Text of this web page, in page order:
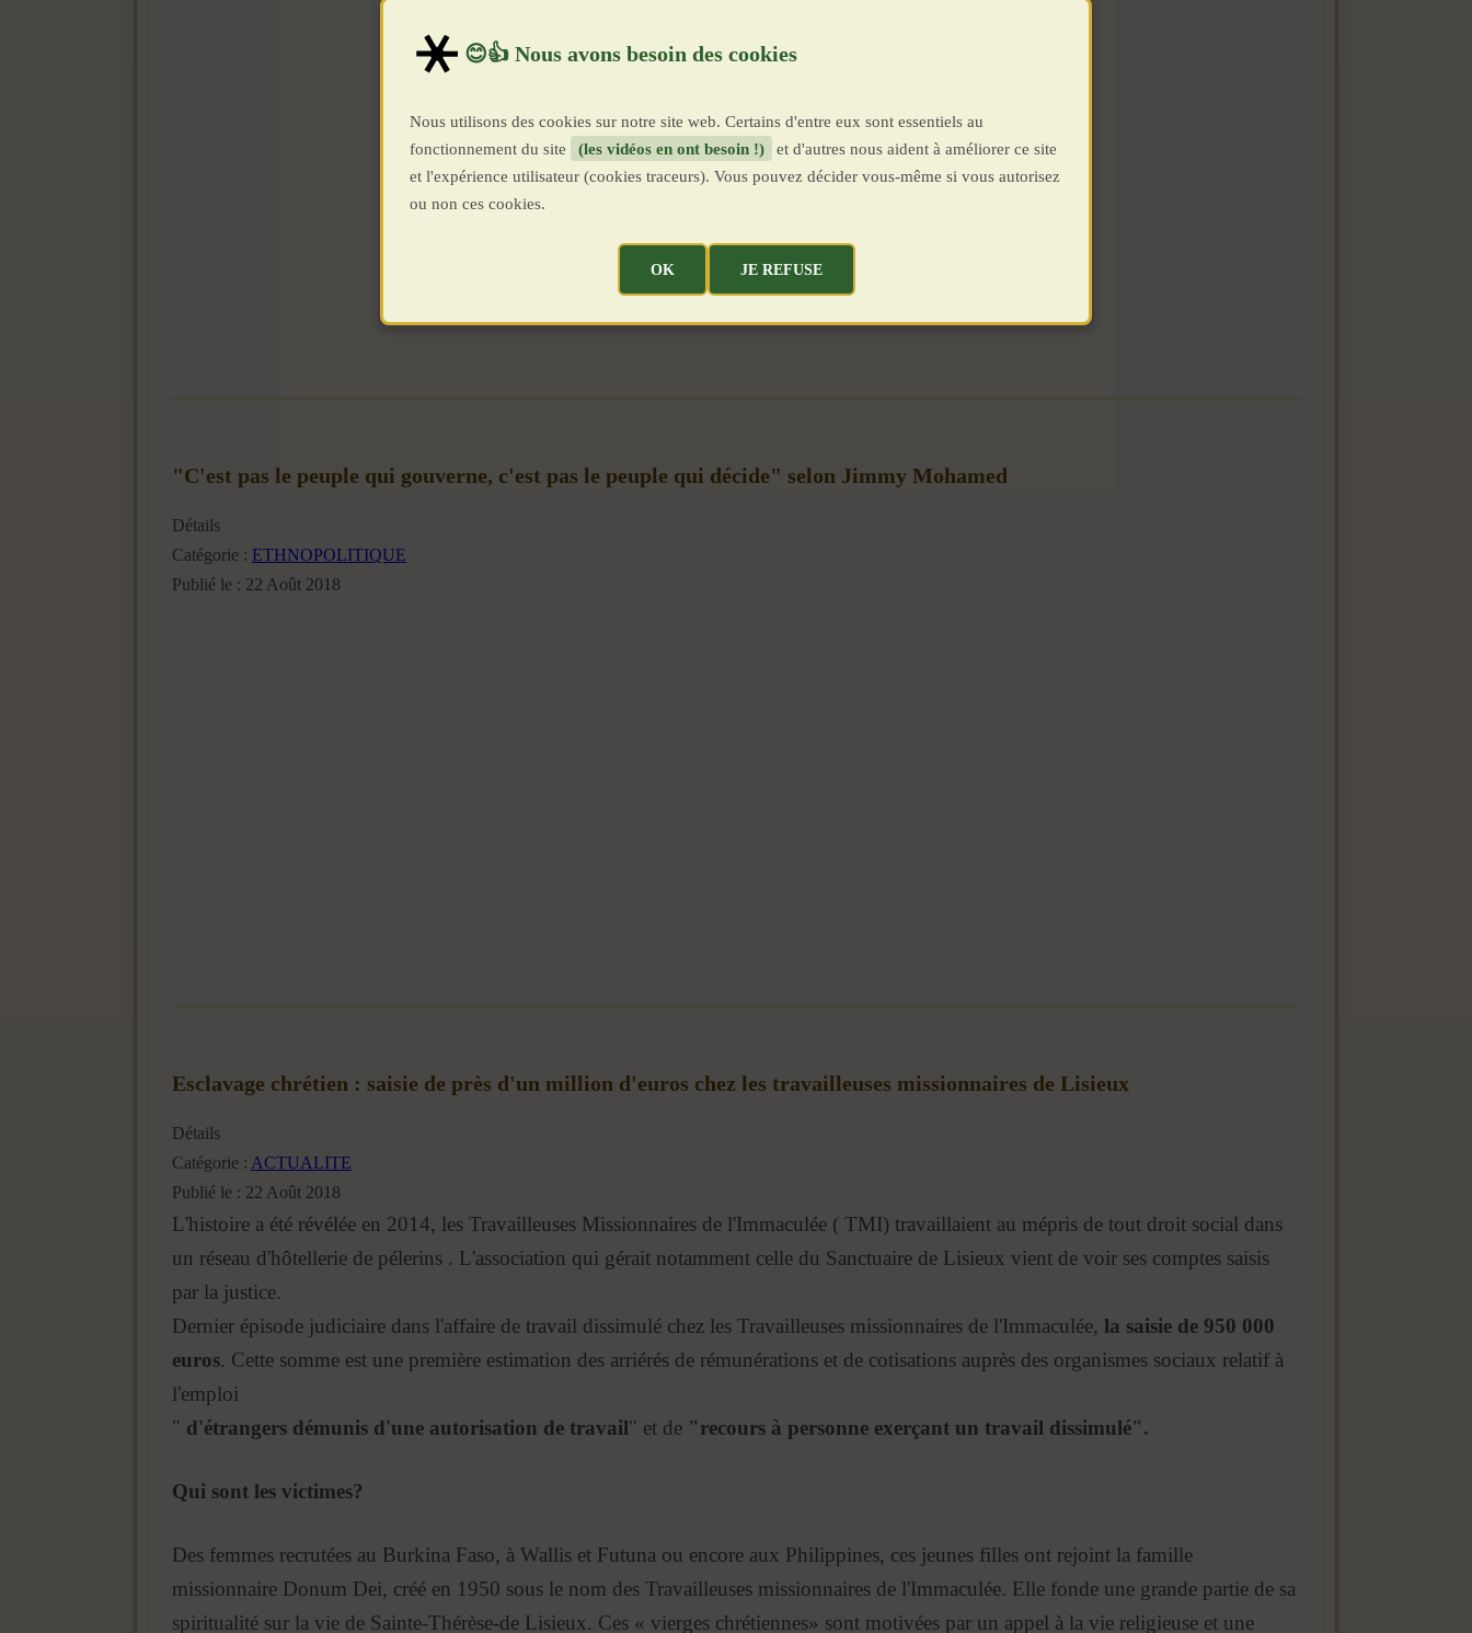
"C'est pas le peuple qui gouverne, c'est pas le peuple qui décide" selon Jimmy Mohamed
Détails
Catégorie : ETHNOPOLITIQUE
Publié le : 22 Août 2018
Esclavage chrétien : saisie de près d'un million d'euros chez les travailleuses missionnaires de Lisieux
Détails
Catégorie : ACTUALITE
Publié le : 22 Août 2018
L'histoire a été révélée en 2014, les Travailleuses Missionnaires de l'Immaculée ( TMI) travaillaient au mépris de tout droit social dans
un réseau d'hôtellerie de pélerins . L'association qui gérait notamment celle du Sanctuaire de Lisieux vient de voir ses comptes saisis
par la justice.
Dernier épisode judiciaire dans l'affaire de travail dissimulé chez les Travailleuses missionnaires de l'Immaculée, la saisie de 950 000
euros. Cette somme est une première estimation des arriérés de rémunérations et de cotisations auprès des organismes sociaux relatif à
l'emploi
" d'étrangers démunis d'une autorisation de travail" et de "recours à personne exerçant un travail dissimulé".
Qui sont les victimes?
Des femmes recrutées au Burkina Faso, à Wallis et Futuna ou encore aux Philippines, ces jeunes filles ont rejoint la famille
missionnaire Donum Dei, créé en 1950 sous le nom des Travailleuses missionnaires de l'Immaculée. Elle fonde une grande partie de sa
spiritualité sur la vie de Sainte-Thérèse-de Lisieux. Ces « vierges chrétiennes» sont motivées par un appel à la vie religieuse et une
Nous utilisons des cookies sur notre site web. Certains d'entre eux sont essentiels au
fonctionnement du site
(les vidéos en ont besoin !)
et d'autres nous aident à améliorer ce site
et l'expérience utilisateur (cookies traceurs). Vous pouvez décider vous-même si vous autorisez
ou non ces cookies.
OK JE REFUSE